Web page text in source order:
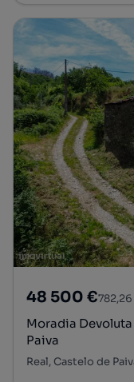
48 500 €
Moradia Devoluta
Paiva
Real, Castelo de